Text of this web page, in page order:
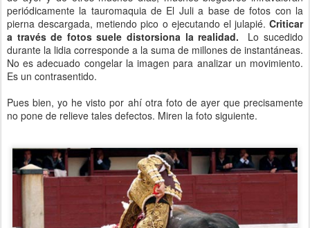
periódicamente la tauromaquia de El Juli a base de fotos con la
pierna descargada, metiendo pico o ejecutando el julapié. Criticar
a través de fotos suele distorsiona la realidad.
Lo sucedido
durante la lidia corresponde a la suma de millones de instantáneas.
No es adecuado congelar la imagen para analizar un movimiento.
Es un contrasentido.
Pues bien, yo he visto por ahí otra foto de ayer que precisamente
no pone de relieve tales defectos. Miren la foto siguiente.